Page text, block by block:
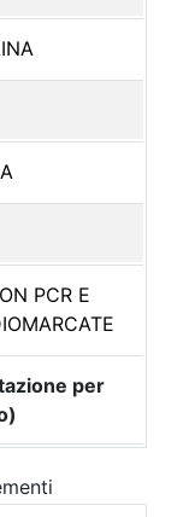
PCR E
per